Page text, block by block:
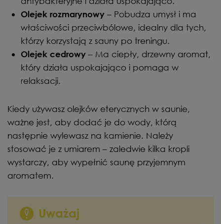
Olejek rozmarynowy – Pobudza umysł i ma
właściwości przeciwbólowe, idealny dla tych,
którzy korzystają z sauny po treningu.
Olejek cedrowy – Ma ciepły, drzewny aromat,
który działa uspokajająco i pomaga w
relaksacji.
Kiedy używasz olejków eterycznych w saunie,
ważne jest, aby dodać je do wody, którą
następnie wylewasz na kamienie. Należy
stosować je z umiarem – zaledwie kilka kropli
wystarczy, aby wypełnić saunę przyjemnym
aromatem.
Uważaj